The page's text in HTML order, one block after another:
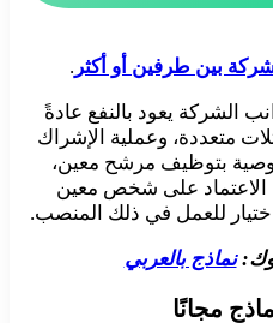
بين طرفين أو أكثر .
الشركة يعود بالنفع عادةً
متعددة، وعملية الإشراك
بتوظيف مرشح معين،
الاعتماد على شخص معين
للعمل في ذلك المنصب.
نماذج بالعربي
مجانًا